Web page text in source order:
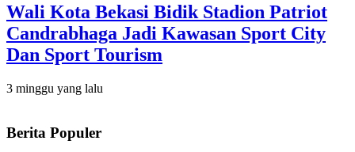
Wali Kota Bekasi Bidik Stadion Patriot
Candrabhaga Jadi Kawasan Sport City
Dan Sport Tourism
3 minggu yang lalu
Berita Populer